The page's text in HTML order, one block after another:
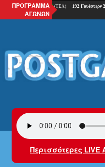
ΠΡΟΓΡΑΜΜΑ
ΑΓΩΝΩΝ
Περισσότερες LIVE